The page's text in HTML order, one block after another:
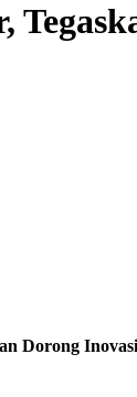
Dorong Inovasi